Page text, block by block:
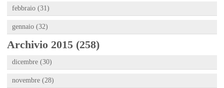
febbraio (31)
gennaio (32)
Archivio 2015 (258)
dicembre (30)
novembre (28)